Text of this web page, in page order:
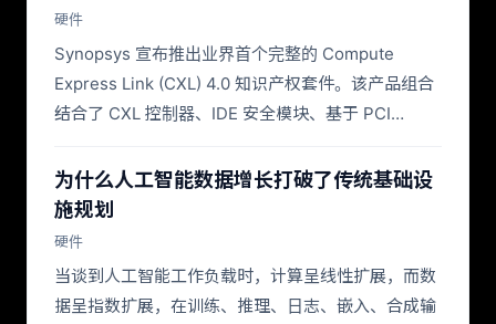
硬件
Synopsys 宣布推出业界首个完整的 Compute
Express Link (CXL) 4.0 知识产权套件。该产品组合
结合了 CXL 控制器、IDE 安全模块、基于 PCI…
为什么人工智能数据增长打破了传统基础设
施规划
硬件
当谈到人工智能工作负载时，计算呈线性扩展，而数
据呈指数扩展，在训练、推理、日志、嵌入、合成输